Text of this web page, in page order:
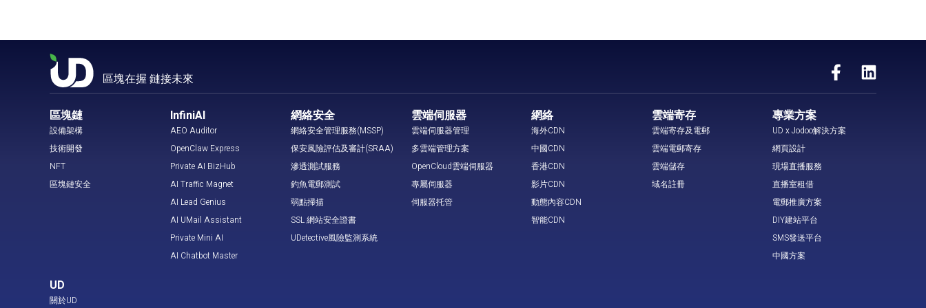
區塊在握 鏈接未來
區塊鏈
設備架構
技術開發
NFT
區塊鏈安全
InfiniAI
AEO Auditor
OpenClaw Express
Private AI BizHub
AI Traffic Magnet
AI Lead Genius
AI UMail Assistant
Private Mini AI
AI Chatbot Master
網絡安全
網絡安全管理服務(MSSP)
保安風險評估及審計(SRAA)
滲透測試服務
釣魚電郵測試
弱點掃描
SSL 網站安全證書
UDetective風險監測系統
雲端伺服器
雲端伺服器管理
多雲端管理方案
OpenCloud雲端伺服器
專屬伺服器
伺服器托管
網絡
海外CDN
中國CDN
香港CDN
影片CDN
動態內容CDN
智能CDN
雲端寄存
雲端寄存及電郵
雲端電郵寄存
雲端儲存
域名註冊
專業方案
UD x Jodoo解決方案
網頁設計
現場直播服務
直播室租借
電郵推廣方案
DIY建站平台
SMS發送平台
中國方案
UD
關於UD